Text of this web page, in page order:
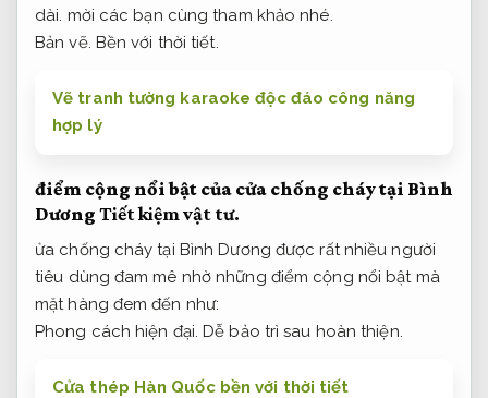
dài. mời các bạn cùng tham khảo nhé.
Bản vẽ. Bền với thời tiết.
Vẽ tranh tường karaoke độc đáo công năng
hợp lý
điểm cộng nổi bật của cửa chống cháy tại Bình
Dương Tiết kiệm vật tư.
ửa chống cháy tại Bình Dương được rất nhiều người
tiêu dùng đam mê nhờ những điểm cộng nổi bật mà
mặt hàng đem đến như:
Phong cách hiện đại. Dễ bảo trì sau hoàn thiện.
Cửa thép Hàn Quốc bền với thời tiết